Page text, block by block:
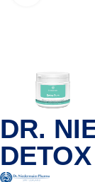
DR.